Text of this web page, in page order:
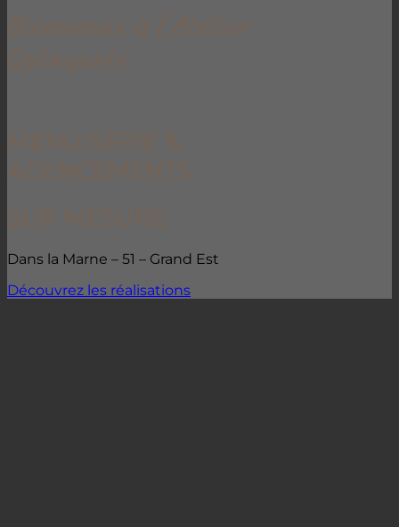
Dans la Marne – 51 – Grand Est
Découvrez les réalisations